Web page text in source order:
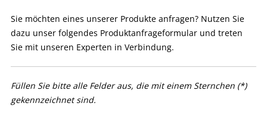
Sie möchten eines unserer Produkte anfragen? Nutzen Sie
dazu unser folgendes Produktanfrageformular und treten
Sie mit unseren Experten in Verbindung.
Füllen Sie bitte alle Felder aus, die mit einem Sternchen (*)
gekennzeichnet sind.